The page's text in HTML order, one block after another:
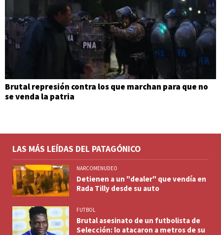
Brutal represión contra los que marchan para que no
se venda la patria
LAS MÁS LEÍDAS DEL PATAGÓNICO
NARCOMENUDEO
Detienen a un "dealer" que vendía en
Rada Tilly desde su auto
FUTBOL
Brutal asesinato de un futbolista de
Selección: lo atacaron a metros de su